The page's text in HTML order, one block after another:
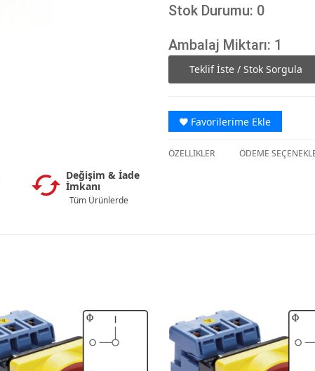
Değişim & İade
İmkanı
Tüm Ürünlerde
Stok Durumu: 0
Ambalaj Miktarı: 1
Teklif İste / Stok Sorgula
Favorilerime Ekle
ÖZELLİKLER ÖDEME